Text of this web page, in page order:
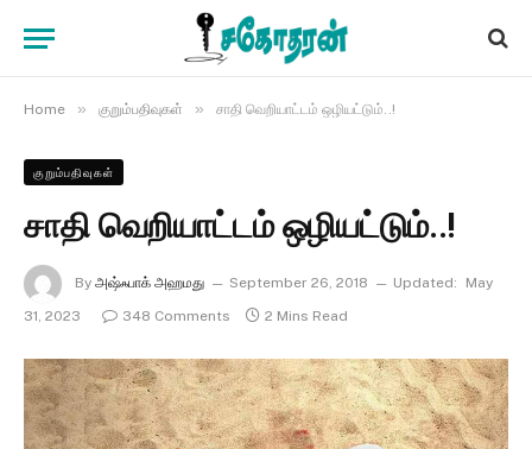
Home » குறும்பதிவுகள் » சாதி வெறியாட்டம் ஒழியட்டும்..!
குறும்பதிவுகள்
சாதி வெறியாட்டம் ஒழியட்டும்..!
By அஷ்ஃபாக் அஹமது September 26, 2018 Updated:
May
31, 2023
348 Comments 2 Mins Read